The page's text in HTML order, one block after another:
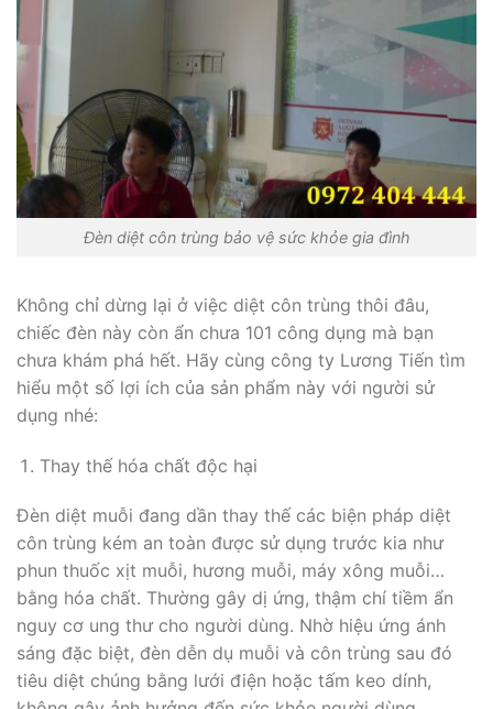
Đèn diệt côn trùng bảo vệ sức khỏe gia đình
Không chỉ dừng lại ở việc diệt côn trùng thôi đâu,
chiếc đèn này còn ẩn chưa 101 công dụng mà bạn
chưa khám phá hết. Hãy cùng công ty Lương Tiến tìm
hiểu một số lợi ích của sản phẩm này với người sử
dụng nhé:
Thay thế hóa chất độc hại
Đèn diệt muỗi đang dần thay thế các biện pháp diệt
côn trùng kém an toàn được sử dụng trước kia như
phun thuốc xịt muỗi, hương muỗi, máy xông muỗi…
bằng hóa chất. Thường gây dị ứng, thậm chí tiềm ẩn
nguy cơ ung thư cho người dùng. Nhờ hiệu ứng ánh
sáng đặc biệt, đèn dễn dụ muỗi và côn trùng sau đó
tiêu diệt chúng bằng lưới điện hoặc tấm keo dính,